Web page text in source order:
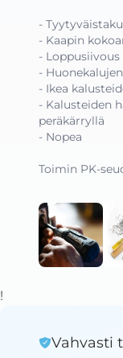
-
- Kaapin
- Loppusiivous
-
- Ikea
-
peräkärryllä
- Nopea
Toimin PK-
!
Vahvasti